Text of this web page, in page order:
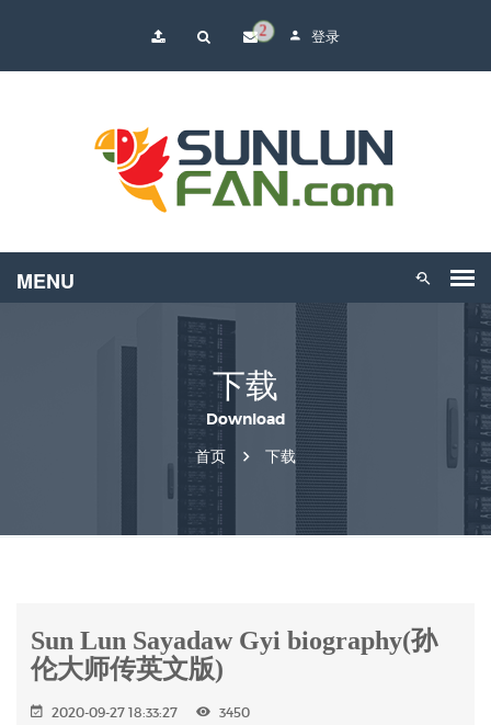
2 登录
下载
Download
首页
下载
Sun Lun Sayadaw Gyi biography(孙
伦大师传英文版)
2020-09-27 18:33:27
3450